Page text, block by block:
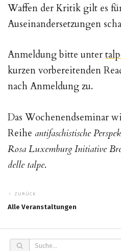
Waffen der Kritik gilt es
Auseinandersetzungen
Anmeldung bitte unter
kurzen vorbereitenden
nach Anmeldung zu.
Das Wochenendseminar
Reihe antifaschistische
Rosa Luxemburg Initiative
delle talpe.
ZURÜCK
Alle Veranstaltungen